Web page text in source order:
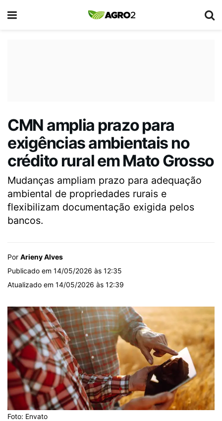
CMN amplia prazo para
exigências ambientais no
crédito rural em Mato Grosso
Mudanças ampliam prazo para adequação
ambiental de propriedades rurais e
flexibilizam documentação exigida pelos
bancos.
Por Arieny Alves
Publicado em 14/05/2026 às 12:35
Atualizado em 14/05/2026 às 12:39
Foto: Envato